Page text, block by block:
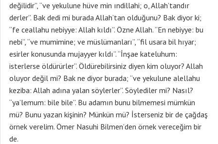
değilidir”, “ve yekulune hüve min ındillahi; o, Allah’tandır
derler”. Bak dedi mi burada Allah’tan olduğunu? Bak diyor ki;
“fe ceallahu nebiyye: Allah kıldı”. Özne Allah. “En nebiyye: bu
nebi”, “ve mumimine; ve müslümanları”, “fil usara bil hıyar;
esirler konusunda mujayyer kıldı”. “İnşae kateluhum:
isterlerse öldürürler”. Öldürebilirsiniz diyen kim oluyor? Allah
oluyor değil mi? Bak ne diyor burada; “ve yekulune alellahu
keziba: Allah adına yalan söylerler”. Söylediler mi? Nasıl?
“ya’lemum: bile bile”. Bu adamın bunu bilmemesi mümkün
mü? Bunu yazan kişinin? Münkün mü? İsterseniz bir de çağdaş
örnek verelim. Ömer Nasuhi Bilmen’den örnek vereceğim bir
de.